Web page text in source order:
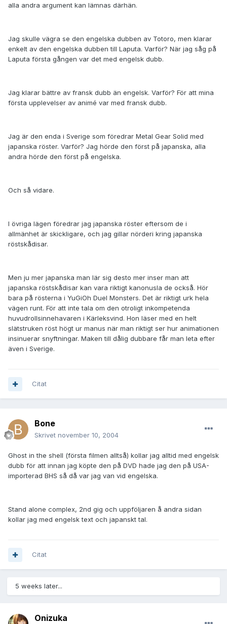
alla andra argument kan lämnas därhän.
Jag skulle vägra se den engelska dubben av Totoro, men klarar
enkelt av den engelska dubben till Laputa. Varför? När jag såg på
Laputa första gången var det med engelsk dubb.
Jag klarar bättre av fransk dubb än engelsk. Varför? För att mina
första upplevelser av animé var med fransk dubb.
Jag är den enda i Sverige som föredrar Metal Gear Solid med
japanska röster. Varför? Jag hörde den först på japanska, alla
andra hörde den först på engelska.
Och så vidare.
I övriga lägen föredrar jag japanska röster eftersom de i
allmänhet är skickligare, och jag gillar nörderi kring japanska
röstskådisar.
Men ju mer japanska man lär sig desto mer inser man att
japanska röstskådisar kan vara riktigt kanonusla de också. Hör
bara på rösterna i YuGiOh Duel Monsters. Det är riktigt urk hela
vägen runt. För att inte tala om den otroligt inkompetenda
huvudrollsinnehavaren i Kärleksvind. Hon läser med en helt
slätstruken röst högt ur manus när man riktigt ser hur animationen
insinuerar snyftningar. Maken till dålig dubbare får man leta efter
även i Sverige.
Citat
Bone
Skrivet november 10, 2004
Ghost in the shell (första filmen alltså) kollar jag alltid med engelsk
dubb för att innan jag köpte den på DVD hade jag den på USA-
importerad BHS så då var jag van vid engelska.
Stand alone complex, 2nd gig och uppföljaren å andra sidan
kollar jag med engelsk text och japanskt tal.
Citat
5 weeks later...
Onizuka